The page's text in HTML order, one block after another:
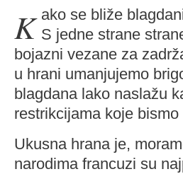
Kako se bliže blagdani hrana je sve prisutnija svuda oko nas. S jedne strane
bojazni vezane za
u hrani umanjujemo
blagdana lako naslažu
restrikcijama koje
Ukusna hrana je,
narodima francuzi su